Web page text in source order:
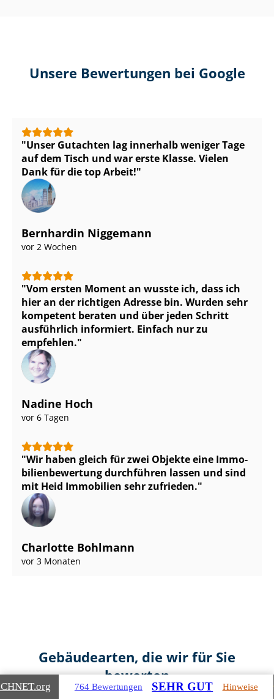
Unsere Bewertungen bei Google
Unser Gutachten lag innerhalb weniger Tage
auf dem Tisch und war erste Klasse. Vielen
Dank für die top Arbeit!
Bernhardin Niggemann
vor 2 Wochen
Vom ersten Moment an wusste ich, dass ich
hier an der richtigen Adresse bin. Wurden sehr
kompetent beraten und über jeden Schritt
ausführlich informiert. Einfach nur zu
empfehlen.
Nadine Hoch
vor 6 Tagen
Wir haben gleich für zwei Objekte eine Im­mo­
bi­li­en­be­wer­tung durchführen lassen und sind
mit Heid Immobilien sehr zufrieden.
Charlotte Bohlmann
vor 3 Monaten
Gebäudearten, die wir für Sie
bewerten
.org 764 Bewertungen SEHR GUT Hinweise